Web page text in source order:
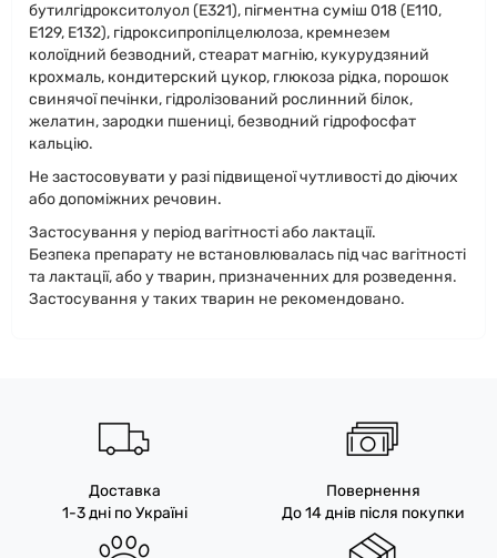
бутилгідрокситолуол (Е321), пігментна суміш 018 (Е110,
Е129, Е132), гідроксипропілцелюлоза, кремнезем
колоїдний безводний, стеарат магнію, кукурудзяний
крохмаль, кондитерский цукор, глюкоза рідка, порошок
свинячої печінки, гідролізований рослинний білок,
желатин, зародки пшениці, безводний гідрофосфат
кальцію.
Не застосовувати у разі підвищеної чутливості до діючих
або допоміжних речовин.
Застосування у період вагітності або лактації.
Безпека препарату не встановлювалась під час вагітності
та лактації, або у тварин, призначенних для розведення.
Застосування у таких тварин не рекомендовано.
Доставка
1-3 дні по Україні
Повернення
До 14 днів після покупки